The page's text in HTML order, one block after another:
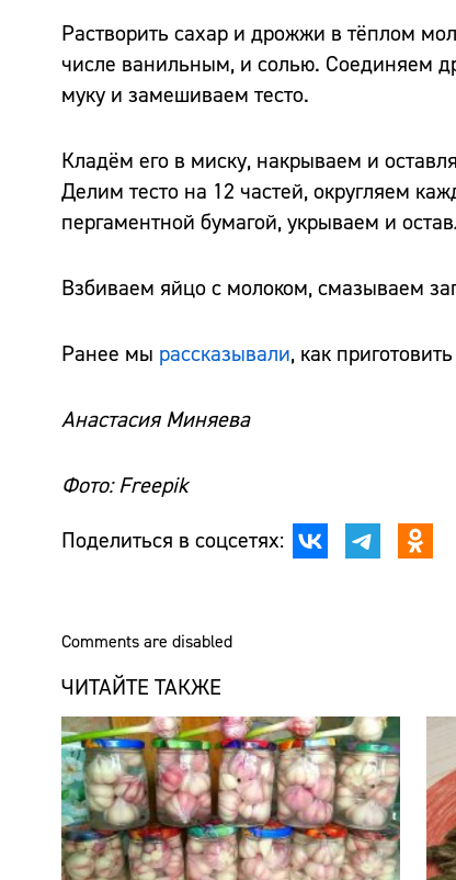
Растворить сахар и дрожжи в тёплом
числе ванильным, и солью. Соединяем
муку и замешиваем тесто.
Кладём его в миску, накрываем и
Делим тесто на 12 частей, округляем
пергаментной бумагой, укрываем и
Взбиваем яйцо с молоком, смазываем
Ранее мы рассказывали, как
Анастасия Миняева
Фото: Freepik
Поделиться в соцсетях:
Comments are disabled
ЧИТАЙТЕ ТАКЖЕ